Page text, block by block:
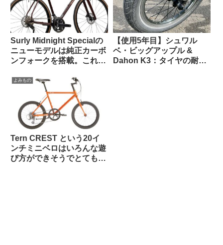
Surly Midnight Specialの
ニューモデルは純正カーボ
ンフォークを搭載。これで
【使用5年目】シュワル
ベ・ビッグアップル &
Dahon K3：タイヤの耐久
よみもの
Tern CREST という20イ
ンチミニベロはいろんな遊
び方ができそうでとても気